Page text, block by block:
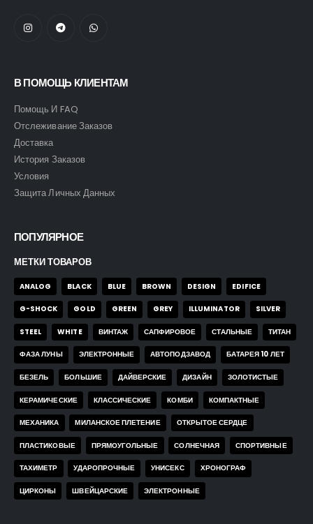
В ПОМОЩЬ КЛИЕНТАМ
Помощь И FAQ
Отслеживание Заказов
Доставка
История Заказов
Условия
Защита Личных Данных
ПОПУЛЯРНОЕ
МЕТКИ ТОВАРОВ
ANALOG BLACK BLUE BROWN DESIGN EDIFICE
G-SHOCK GOLD GREEN GREY ILLUMINATOR SILVER
STEEL WHITE ВИНТАЖ САПФИРОВОЕ СТАЛЬНЫЕ ТИТАН
ФАЗА ЛУНЫ ЭЛЕКТРОННЫЕ АВТОПОДЗАВОД БАТАРЕЯ 10 ЛЕТ
БЕЗЕЛЬ БОЛЬШИЕ ДАЙВЕРСКИЕ ДИЗАЙН ЗОЛОТИСТЫЕ
КЕРАМИЧЕСКИЕ КЛАССИЧЕСКИЕ КОМБИ КОМПАКТНЫЕ
МЕХАНИКА МИЛАНСКОЕ ПЛЕТЕНИЕ ОТКРЫТОЕ СЕРДЦЕ
ПЛАСТИКОВЫЕ ПРЯМОУГОЛЬНЫЕ СОЛНЕЧНАЯ СПОРТИВНЫЕ
ТАХИМЕТР УДАРОПРОЧНЫЕ УНИСЕКС ХРОНОГРАФ
ЦИРКОНЫ ШВЕЙЦАРСКИЕ ЭЛЕКТРОННЫЕ